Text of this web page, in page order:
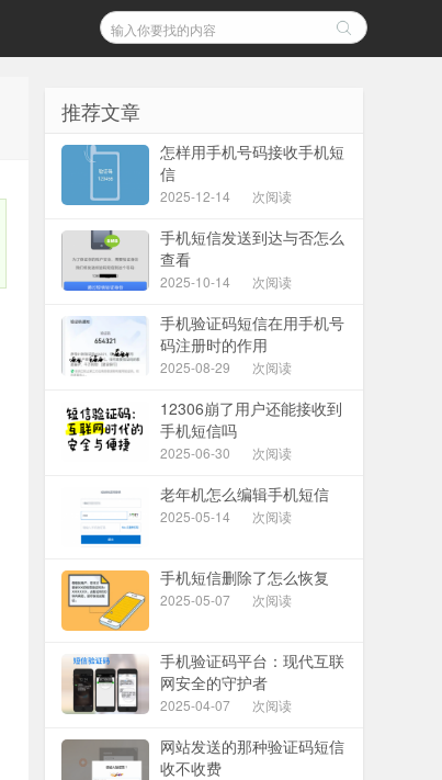
推荐文章
怎样用手机号码接收手机短
信
2025-12-14 次阅读
手机短信发送到达与否怎么
查看
2025-10-14 次阅读
手机验证码短信在用手机号
码注册时的作用
2025-08-29 次阅读
12306崩了用户还能接收到
手机短信吗
2025-06-30 次阅读
老年机怎么编辑手机短信
2025-05-14 次阅读
手机短信删除了怎么恢复
2025-05-07 次阅读
手机验证码平台：现代互联
网安全的守护者
2025-04-07 次阅读
网站发送的那种验证码短信
收不收费